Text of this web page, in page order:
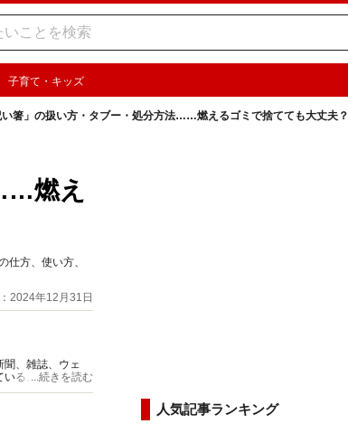
子育て・キッズ
い箸」の扱い方・タブー・処分方法……燃えるゴミで捨てても大丈夫？
燃え
仕方、使い方、
2024年12月31日
聞、雑誌、ウェ
いる。著書、監修
...続きを読む
人気記事ランキング